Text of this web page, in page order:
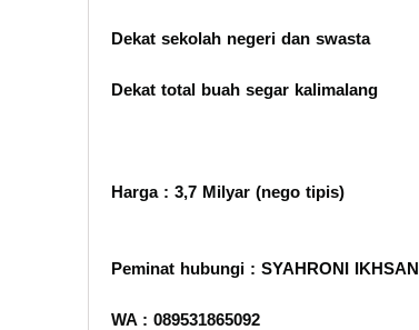
Dekat sekolah negeri dan swasta
Dekat total buah segar kalimalang
Harga : 3,7 Milyar (nego tipis)
Peminat hubungi : SYAHRONI IKHSAN
WA : 089531865092